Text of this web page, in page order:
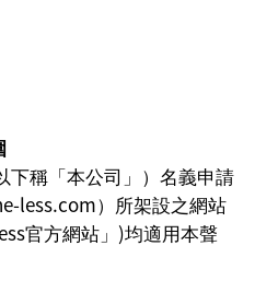
下稱「本公司」）名義申請
less.com）所架設之網站
官方網站」)均適用本聲